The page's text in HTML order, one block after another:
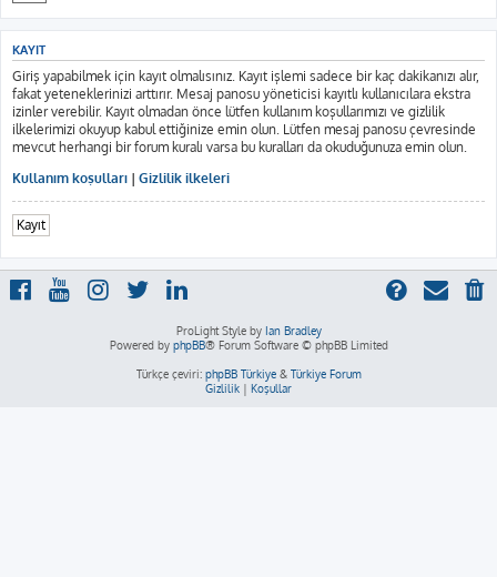
KAYIT
Giriş yapabilmek için kayıt olmalısınız. Kayıt işlemi sadece bir kaç dakikanızı alır,
fakat yeteneklerinizi arttırır. Mesaj panosu yöneticisi kayıtlı kullanıcılara ekstra
izinler verebilir. Kayıt olmadan önce lütfen kullanım koşullarımızı ve gizlilik
ilkelerimizi okuyup kabul ettiğinize emin olun. Lütfen mesaj panosu çevresinde
mevcut herhangi bir forum kuralı varsa bu kuralları da okuduğunuza emin olun.
Kullanım koşulları | Gizlilik ilkeleri
Kayıt
ProLight Style by Ian Bradley
Powered by phpBB® Forum Software © phpBB Limited
Türkçe çeviri: phpBB Türkiye& Türkiye Forum
Gizlilik | Koşullar